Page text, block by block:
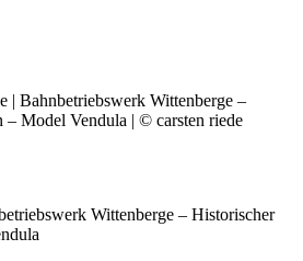
Wittenberge – Historischer